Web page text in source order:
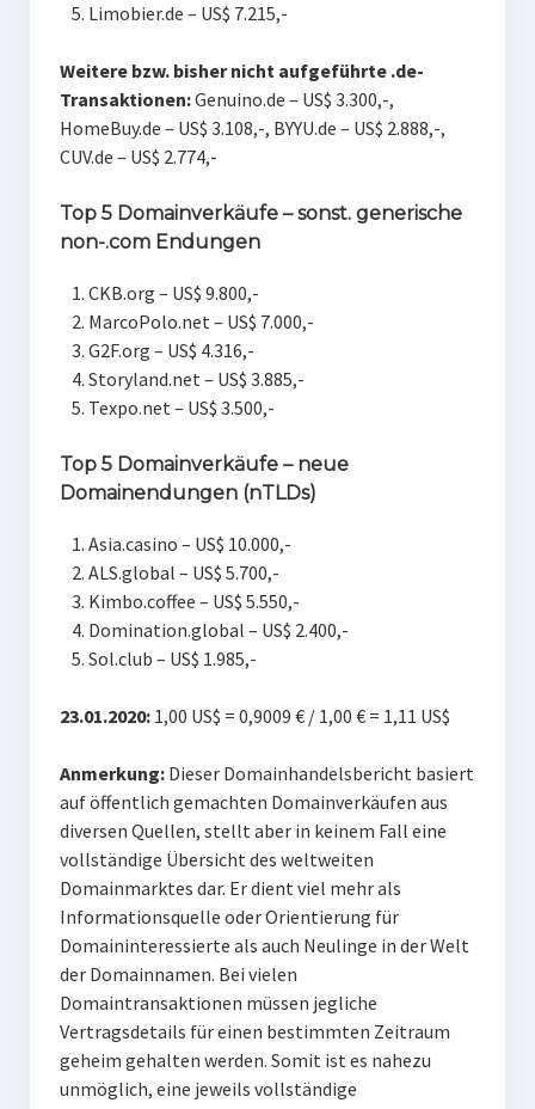
Limobier.de – US$ 7.215,-
Weitere bzw. bisher nicht aufgeführte .de-
Transaktionen:Genuino.de – US$ 3.300,-,
HomeBuy.de – US$ 3.108,-, BYYU.de – US$ 2.888,-,
CUV.de – US$ 2.774,-
Top 5 Domainverkäufe – sonst. generische
non-.com Endungen
CKB.org – US$ 9.800,-
MarcoPolo.net – US$ 7.000,-
G2F.org – US$ 4.316,-
Storyland.net – US$ 3.885,-
Texpo.net – US$ 3.500,-
Top 5 Domainverkäufe – neue
Domainendungen (nTLDs)
Asia.casino – US$ 10.000,-
ALS.global – US$ 5.700,-
Kimbo.coffee – US$ 5.550,-
Domination.global – US$ 2.400,-
Sol.club – US$ 1.985,-
23.01.2020:1,00 US$ = 0,9009 € / 1,00 € = 1,11 US$
Anmerkung:Dieser Domainhandelsbericht basiert
auf öffentlich gemachten Domainverkäufen aus
diversen Quellen, stellt aber in keinem Fall eine
vollständige Übersicht des weltweiten
Domainmarktes dar. Er dient viel mehr als
Informationsquelle oder Orientierung für
Domaininteressierte als auch Neulinge in der Welt
der Domainnamen. Bei vielen
Domaintransaktionen müssen jegliche
Vertragsdetails für einen bestimmten Zeitraum
geheim gehalten werden. Somit ist es nahezu
unmöglich, eine jeweils vollständige